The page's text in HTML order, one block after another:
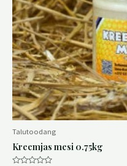
Talutoodang
Kreemjas mesi 0.75kg